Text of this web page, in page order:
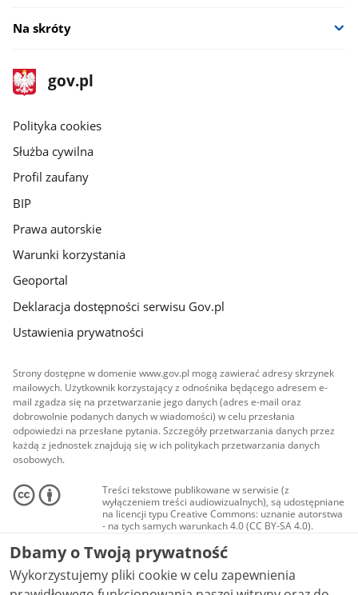
Na skróty
stopka
gov.pl
Strona
gov.pl
gov.pl
Polityka cookies
Służba cywilna
Profil zaufany
BIP
Prawa autorskie
Warunki korzystania
Geoportal
Deklaracja dostępności serwisu Gov.pl
Ustawienia prywatności
Strony dostępne w domenie www.gov.pl mogą zawierać adresy skrzynek
mailowych. Użytkownik korzystający z odnośnika będącego adresem e-
mail zgadza się na przetwarzanie jego danych (adres e-mail oraz
dobrowolnie podanych danych w wiadomości) w celu przesłania
odpowiedzi na przesłane pytania. Szczegóły przetwarzania danych przez
każdą z jednostek znajdują się w ich politykach przetwarzania danych
osobowych.
Treści tekstowe publikowane w serwisie (z
wyłączeniem treści audiowizualnych), są udostępniane
na licencji typu Creative Commons: uznanie autorstwa
- na tych samych warunkach 4.0 (CC BY-SA 4.0).
Materiały audiowizualne, w tym zdjęcia, materiały
audio i wideo, są udostępniane na licencji typu
Creative Commons: uznanie autorstwa użycie
niekomercyjne - bez utworów zależnych 4.0 (CC BY-
NC-ND 4.0), o ile nie jest to stwierdzone inaczej.
Dbamy o Twoją prywatność
Wykorzystujemy pliki cookie w celu zapewnienia